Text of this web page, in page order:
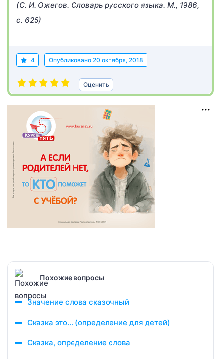
(С. И. Ожегов. Словарь русского языка. М., 1986,
с. 625)
4 Опубликовано 20 октября, 2018
Оценить
Похожие вопросы
Значение слова сказочный
Сказка это… (определение для детей)
Сказка, определение слова